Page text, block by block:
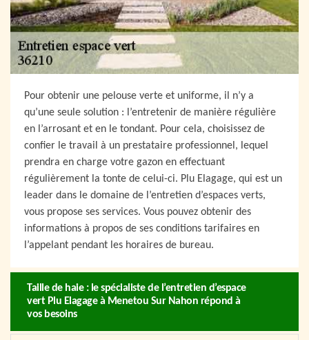
Pour obtenir une pelouse verte et uniforme, il n’y a
qu’une seule solution : l’entretenir de manière régulière
en l’arrosant et en le tondant. Pour cela, choisissez de
confier le travail à un prestataire professionnel, lequel
prendra en charge votre gazon en effectuant
régulièrement la tonte de celui-ci. Plu Elagage, qui est un
leader dans le domaine de l’entretien d’espaces verts,
vous propose ses services. Vous pouvez obtenir des
informations à propos de ses conditions tarifaires en
l’appelant pendant les horaires de bureau.
Taille de haie : le spécialiste de l’entretien d’espace
vert Plu Elagage à Menetou Sur Nahon répond à
vos besoins